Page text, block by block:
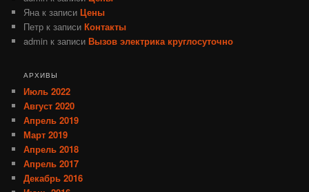
Яна к записиЦены
Петр к записиКонтакты
admin к записиВызов электрика круглосуточно
АРХИВЫ
Июль 2022
Август 2020
Апрель 2019
Март 2019
Апрель 2018
Апрель 2017
Декабрь 2016